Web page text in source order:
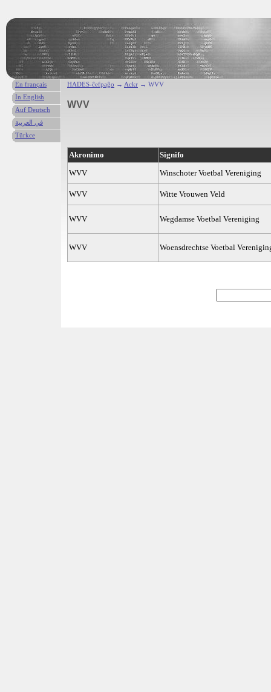
HADES-ĉefpaĝo → Ackr → WVV
WVV
Akronimo
Signifo
WVV
Winschoter Voetbal Vereniging
WVV Witte Vrouwen Veld
WVV Wegdamse Voetbal Vereniging
WVV Woensdrechtse Voetbal
En français
In English
Auf Deutsch
في العربية
Türkce